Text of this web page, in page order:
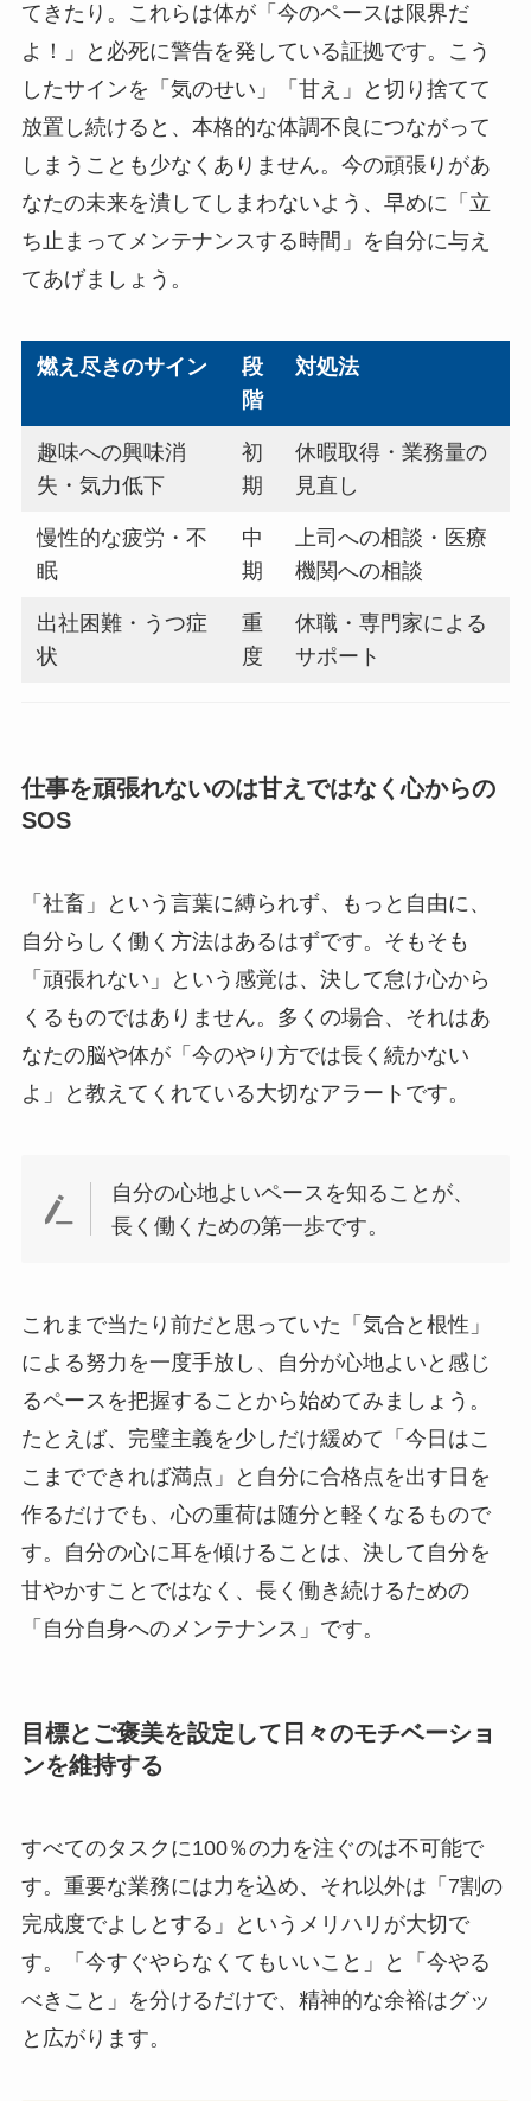
てきたり。これらは体が「今のペースは限界だ
よ！」と必死に警告を発している証拠です。こう
したサインを「気のせい」「甘え」と切り捨てて
放置し続けると、本格的な体調不良につながって
しまうことも少なくありません。今の頑張りがあ
なたの未来を潰してしまわないよう、早めに「立
ち止まってメンテナンスする時間」を自分に与え
てあげましょう。
燃え尽きのサイン
段
階
対処法
趣味への興味消
失・気力低下
初
期
休暇取得・業務量の
見直し
慢性的な疲労・不
眠
中
期
上司への相談・医療
機関への相談
出社困難・うつ症
状
重
度
休職・専門家による
サポート
仕事を頑張れないのは甘えではなく心からの
SOS
「社畜」という言葉に縛られず、もっと自由に、
自分らしく働く方法はあるはずです。そもそも
「頑張れない」という感覚は、決して怠け心から
くるものではありません。多くの場合、それはあ
なたの脳や体が「今のやり方では長く続かない
よ」と教えてくれている大切なアラートです。
自分の心地よいペースを知ることが、
長く働くための第一歩です。
これまで当たり前だと思っていた「気合と根性」
による努力を一度手放し、自分が心地よいと感じ
るペースを把握することから始めてみましょう。
たとえば、完璧主義を少しだけ緩めて「今日はこ
こまでできれば満点」と自分に合格点を出す日を
作るだけでも、心の重荷は随分と軽くなるもので
す。自分の心に耳を傾けることは、決して自分を
甘やかすことではなく、長く働き続けるための
「自分自身へのメンテナンス」です。
目標とご褒美を設定して日々のモチベーショ
ンを維持する
すべてのタスクに100％の力を注ぐのは不可能で
す。重要な業務には力を込め、それ以外は「7割の
完成度でよしとする」というメリハリが大切で
す。「今すぐやらなくてもいいこと」と「今やる
べきこと」を分けるだけで、精神的な余裕はグッ
と広がります。